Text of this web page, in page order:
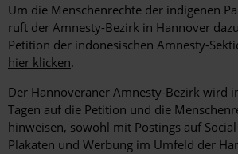
Um die Menschenrechte der indigenen
ruft der Amnesty-Bezirk in Hannover
Petition der indonesischen Amnesty-
hier klicken.
Der Hannoveraner Amnesty-Bezirk wird
Tagen auf die Petition und die
hinweisen, sowohl mit Postings auf
Plakaten und Werbung im Umfeld der